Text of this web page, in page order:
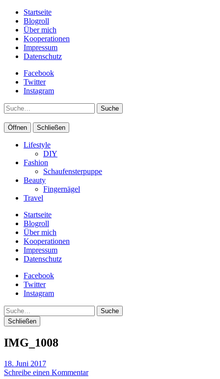
Startseite
Blogroll
Über mich
Kooperationen
Impressum
Datenschutz
Facebook
Twitter
Instagram
Suche
Öffnen Schließen
Lifestyle
DIY
Fashion
Schaufensterpuppe
Beauty
Fingernägel
Travel
Startseite
Blogroll
Über mich
Kooperationen
Impressum
Datenschutz
Facebook
Twitter
Instagram
Suche
Schließen
IMG_1008
18. Juni 2017
Schreibe einen Kommentar